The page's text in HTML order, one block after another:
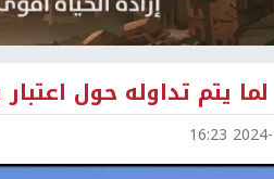
يتم تداوله حول
2024-